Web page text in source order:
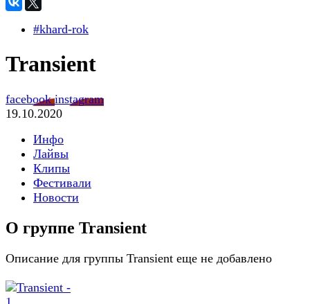
#khard-rok
Transient
facebookinstagram
19.10.2020
Инфо
Лайвы
Клипы
Фестивали
Новости
О группе Transient
Описание для группы Transient еще не добавлено